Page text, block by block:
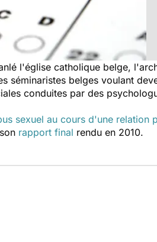
l'église catholique belge,
séminaristes belges voulant
conduites par des
sexuel au cours d'une relation
rapport final rendu en 2010.